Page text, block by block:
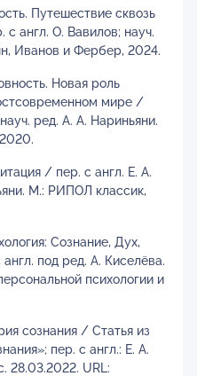
Путешествие сквозь
англ. О. Вавилов; науч.
Иванов и Фербер, 2024.
Новая роль
мире /
ред. А. А. Нариньяни.
/ пер. с англ. Е. А.
М.: РИПОЛ классик,
Сознание, Дух,
под ред. А. Киселёва.
психологии и
сознания / Статья из
пер. с англ.: Е. А.
28.03.2022. URL: